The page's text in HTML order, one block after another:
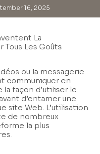
16, 2025
La
Tous Les Goûts
ou la messagerie
communiquer en
façon d’utiliser le
d’entamer une
site Web. L’utilisation
de nombreux
la plus